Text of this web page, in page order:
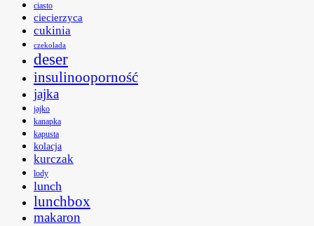
ciasto
ciecierzyca
cukinia
czekolada
deser
insulinooporność
jajka
jajko
kanapka
kapusta
kolacja
kurczak
lody
lunch
lunchbox
makaron